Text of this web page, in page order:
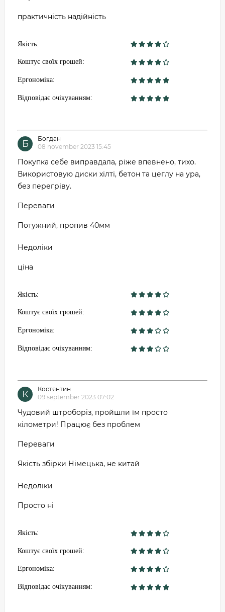
практичність надійність
Якість:
Коштує своїх грошей:
Ергономіка:
Відповідає очікуванням:
Б
Богдан
08 november 2023 15:45
Покупка себе виправдала, ріже впевнено, тихо.
Використовую диски хілті, бетон та цеглу на ура,
без перегріву.
Переваги
Потужний, пропив 40мм
Недоліки
ціна
Якість:
Коштує своїх грошей:
Ергономіка:
Відповідає очікуванням:
К
Костянтин
09 september 2023 07:02
Чудовий штроборіз, пройшли їм просто
кілометри! Працює без проблем
Переваги
Якість збірки Німецька, не китай
Недоліки
Просто ні
Якість:
Коштує своїх грошей:
Ергономіка:
Відповідає очікуванням: